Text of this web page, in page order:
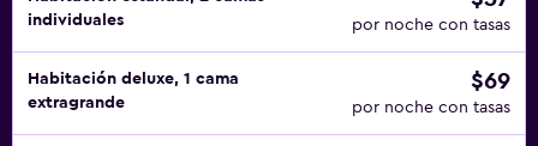
individuales
por noche con tasas
Habitación deluxe, 1 cama
extragrande
$69
por noche con tasas